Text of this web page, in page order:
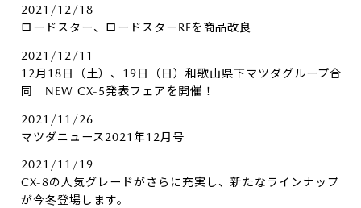
2021/12/18
ロードスター、ロードスターRFを商品改良
2021/12/11
12月18日（土）、19日（日）和歌山県下マツダグループ合
同 NEW CX-5発表フェアを開催！
2021/11/26
マツダニュース2021年12月号
2021/11/19
CX-8の人気グレードがさらに充実し、新たなラインナップ
が今冬登場します。